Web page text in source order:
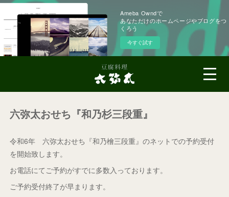
Ameba Owndで
あなただけのホームページやブログをつ
くろう
今すぐ試す
六弥太おせち『和乃杉三段重』
令和6年 六弥太おせち『和乃檜三段重』のネットでの予約受付
を開始致します。
お電話にてご予約がすでに多数入っております。
ご予約受付終了が早まります。